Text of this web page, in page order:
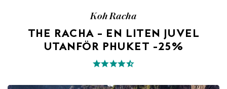
Koh Racha
THE RACHA – EN LITEN JUVEL
UTANFÖR PHUKET -25%